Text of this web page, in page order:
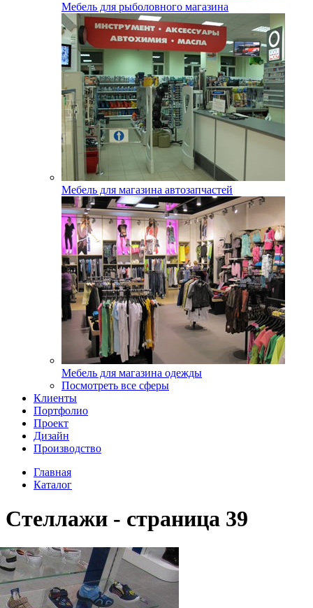
Мебель для рыболовного магазина
Мебель для магазина автозапчастей
Мебель для магазина одежды
Посмотреть все сферы
Клиенты
Портфолио
Проект
Дизайн
Производство
Главная
Каталог
Стеллажи - страница 39